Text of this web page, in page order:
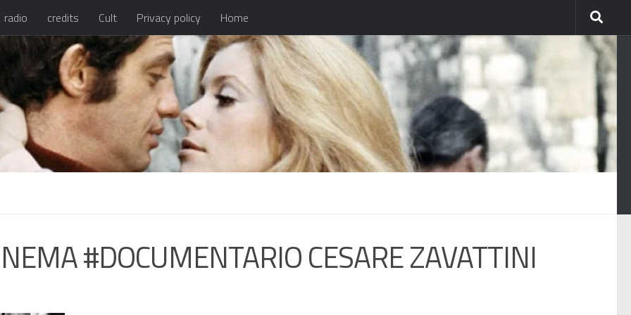
radio credits Cult Privacy policy Home
#DOCUMENTARIO CESARE ZAVATTINI